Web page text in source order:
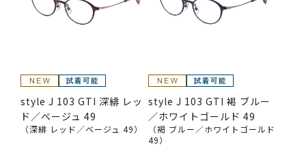
style J 103 GTI 深緋 レッ
ド／ベージュ 49
（深緋 レッド／ベージュ 49）
style J 103 GTI 褐 ブルー
／ホワイトゴールド 49
（褐 ブルー／ホワイトゴールド
49）